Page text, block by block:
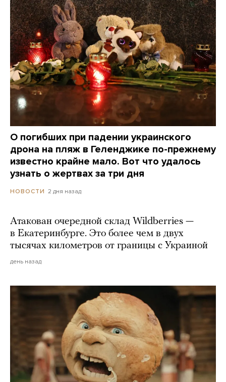
О погибших при падении украинского
дрона на пляж в Геленджике по-прежнему
известно крайне мало. Вот что удалось
узнать о жертвах за три дня
НОВОСТИ 2 дня назад
Атакован очередной склад Wildberries —
в Екатеринбурге. Это более чем в двух
тысячах километров от границы с Украиной
день назад